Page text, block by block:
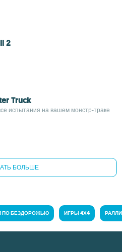
2
Truck
испытания на вашем монстр-траке
БОЛЬШЕ
ПО БЕЗДОРОЖЬЮ ИГРЫ 4Х4